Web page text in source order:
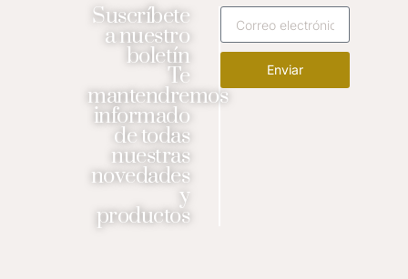
Suscríbete
a nuestro
boletín
Te
mantendremos
informado
de todas
nuestras
novedades
y
productos
Enviar